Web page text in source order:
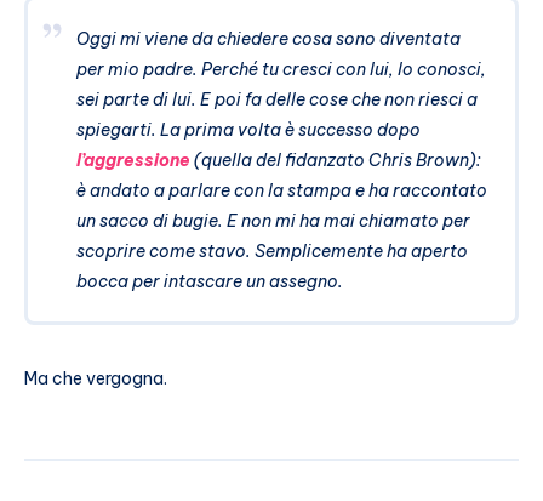
Oggi mi viene da chiedere cosa sono diventata
per mio padre. Perché tu cresci con lui, lo conosci,
sei parte di lui. E poi fa delle cose che non riesci a
spiegarti. La prima volta è successo dopo
l’aggressione (quella del fidanzato Chris Brown):
è andato a parlare con la stampa e ha raccontato
un sacco di bugie. E non mi ha mai chiamato per
scoprire come stavo. Semplicemente ha aperto
bocca per intascare un assegno.
Ma che vergogna.